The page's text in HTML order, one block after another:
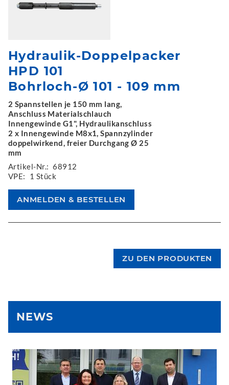
Hydraulik-Doppelpacker
HPD 101
Bohrloch-Ø 101 - 109 mm
2 Spannstellen je 150 mm lang,
Anschluss Materialschlauch
Innengewinde G1", Hydraulikanschluss
2 x Innengewinde M8x1, Spannzylinder
doppelwirkend, freier Durchgang Ø 25
mm
Artikel-Nr.: 68912
VPE:
1 Stück
ZU DEN PRODUKTEN
NEWS